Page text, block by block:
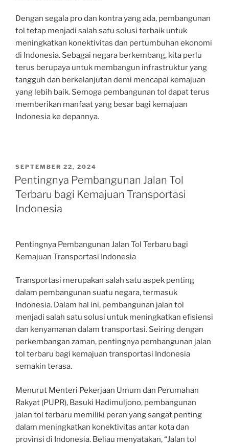
Dengan segala pro dan kontra yang ada, pembangunan
tol tetap menjadi salah satu solusi terbaik untuk
meningkatkan konektivitas dan pertumbuhan ekonomi
di Indonesia. Sebagai negara berkembang, kita perlu
terus berupaya untuk membangun infrastruktur yang
tangguh dan berkelanjutan demi mencapai kemajuan
yang lebih baik. Semoga pembangunan tol dapat terus
memberikan manfaat yang besar bagi kemajuan
Indonesia ke depannya.
POSTED
ON
SEPTEMBER 22, 2024
Pentingnya Pembangunan Jalan Tol
Terbaru bagi Kemajuan Transportasi
Indonesia
Pentingnya Pembangunan Jalan Tol Terbaru bagi
Kemajuan Transportasi Indonesia
Transportasi merupakan salah satu aspek penting
dalam pembangunan suatu negara, termasuk
Indonesia. Dalam hal ini, pembangunan jalan tol
menjadi salah satu solusi untuk meningkatkan efisiensi
dan kenyamanan dalam transportasi. Seiring dengan
perkembangan zaman, pentingnya pembangunan jalan
tol terbaru bagi kemajuan transportasi Indonesia
semakin terasa.
Menurut Menteri Pekerjaan Umum dan Perumahan
Rakyat (PUPR), Basuki Hadimuljono, pembangunan
jalan tol terbaru memiliki peran yang sangat penting
dalam meningkatkan konektivitas antar kota dan
provinsi di Indonesia. Beliau menyatakan, “Jalan tol